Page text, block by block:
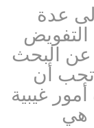
عدة
عن البحث
أن
غيبية
هي